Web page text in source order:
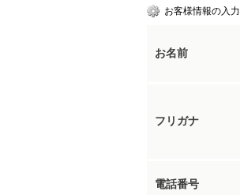
お客様情報の入力
お名前
フリガナ
電話番号